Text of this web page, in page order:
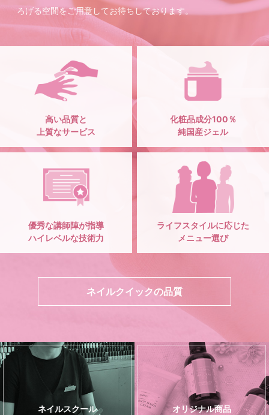
ろげる空間をご用意してお待ちしております。
高い品質と
上質なサービス
化粧品成分100％
純国産ジェル
優秀な講師陣が指導
ハイレベルな技術力
ライフスタイルに応じた
メニュー選び
ネイルクイックの品質
ネイルスクール オリジナル商品